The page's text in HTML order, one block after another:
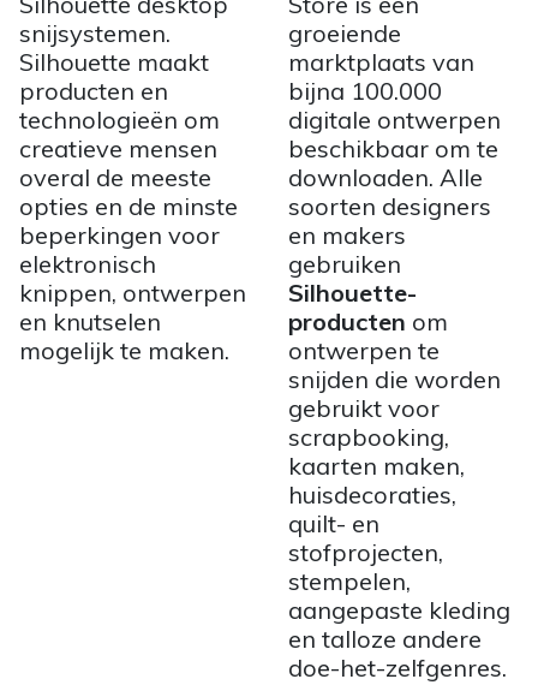
snijsystemen.
Silhouette maakt
producten en
technologieën om
creatieve mensen
overal de meeste
opties en de minste
beperkingen voor
elektronisch
knippen, ontwerpen
en knutselen
mogelijk te maken.
groeiende
marktplaats van
bijna 100.000
digitale ontwerpen
beschikbaar om te
downloaden. Alle
soorten designers
en makers
gebruiken
Silhouette-
producten om
ontwerpen te
snijden die worden
gebruikt voor
scrapbooking,
kaarten maken,
huisdecoraties,
quilt- en
stofprojecten,
stempelen,
aangepaste kleding
en talloze andere
doe-het-zelfgenres.